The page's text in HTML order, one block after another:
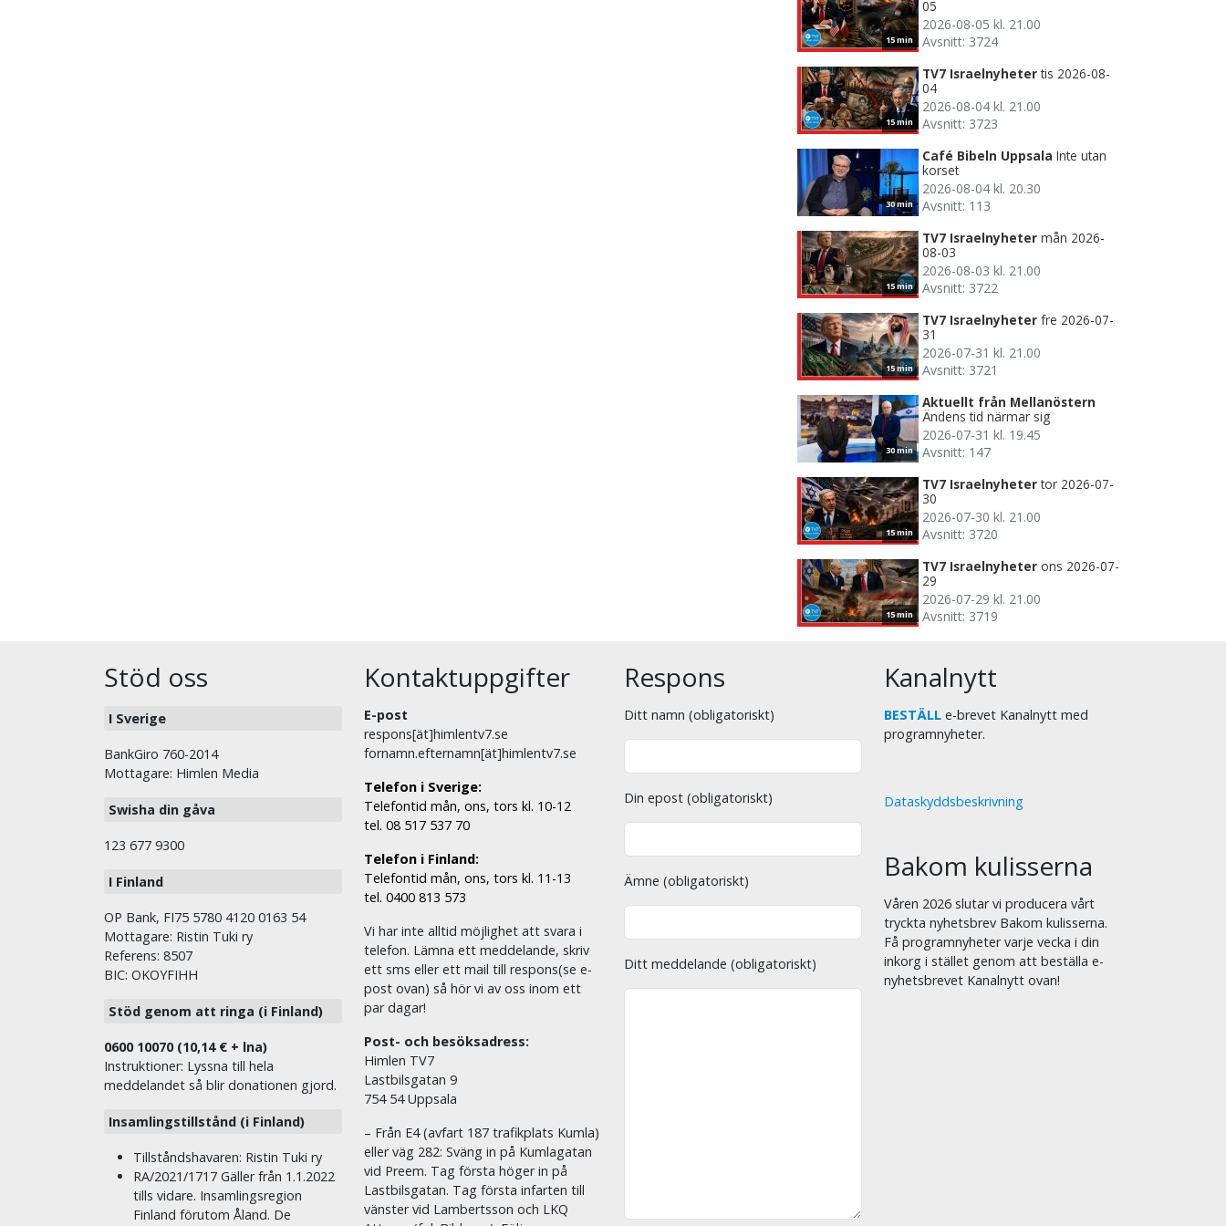
15 min
05
2026-08-05 kl. 21.00
Avsnitt: 3724
15 min
TV7 Israelnyheter tis 2026-08-
04
2026-08-04 kl. 21.00
Avsnitt: 3723
30 min
Café Bibeln Uppsala Inte utan
korset
2026-08-04 kl. 20.30
Avsnitt: 113
15 min
TV7 Israelnyheter mån 2026-
08-03
2026-08-03 kl. 21.00
Avsnitt: 3722
15 min
TV7 Israelnyheter fre 2026-07-
31
2026-07-31 kl. 21.00
Avsnitt: 3721
30 min
Aktuellt från Mellanöstern
Ändens tid närmar sig
2026-07-31 kl. 19.45
Avsnitt: 147
15 min
TV7 Israelnyheter tor 2026-07-
30
2026-07-30 kl. 21.00
Avsnitt: 3720
15 min
TV7 Israelnyheter ons 2026-07-
29
2026-07-29 kl. 21.00
Avsnitt: 3719
Stöd oss
I Sverige
BankGiro 760-2014
Mottagare: Himlen Media
Swisha din gåva
123 677 9300
I Finland
OP Bank, FI75 5780 4120 0163 54
Mottagare: Ristin Tuki ry
Referens: 8507
BIC: OKOYFIHH
Stöd genom att ringa (i Finland)
0600 10070 (10,14 € + lna)
Instruktioner: Lyssna till hela
meddelandet så blir donationen gjord.
Insamlingstillstånd (i Finland)
Tillståndshavaren: Ristin Tuki ry
RA/2021/1717 Gäller från 1.1.2022
tills vidare. Insamlingsregion
Finland förutom Åland. De
Kontaktuppgifter
E-post
respons[ät]himlentv7.se
fornamn.efternamn[ät]himlentv7.se
Telefon i Sverige:
Telefontid mån, ons, tors kl. 10-12
tel. 08 517 537 70
Telefon i Finland:
Telefontid mån, ons, tors kl. 11-13
tel. 0400 813 573
Vi har inte alltid möjlighet att svara i
telefon. Lämna ett meddelande, skriv
ett sms eller ett mail till respons(se e-
post ovan) så hör vi av oss inom ett
par dagar!
Post- och besöksadress:
Himlen TV7
Lastbilsgatan 9
754 54 Uppsala
– Från E4 (avfart 187 trafikplats Kumla)
eller väg 282: Sväng in på Kumlagatan
vid Preem. Tag första höger in på
Lastbilsgatan. Tag första infarten till
vänster vid Lambertsson och LKQ
Respons
Ditt namn (obligatoriskt)
Din epost (obligatoriskt)
Ämne (obligatoriskt)
Ditt meddelande (obligatoriskt)
Kanalnytt
BESTÄLL e-brevet Kanalnytt med
programnyheter.
Dataskyddsbeskrivning
Bakom kulisserna
Våren 2026 slutar vi producera vårt
tryckta nyhetsbrev Bakom kulisserna.
Få programnyheter varje vecka i din
inkorg i stället genom att beställa e-
nyhetsbrevet Kanalnytt ovan!